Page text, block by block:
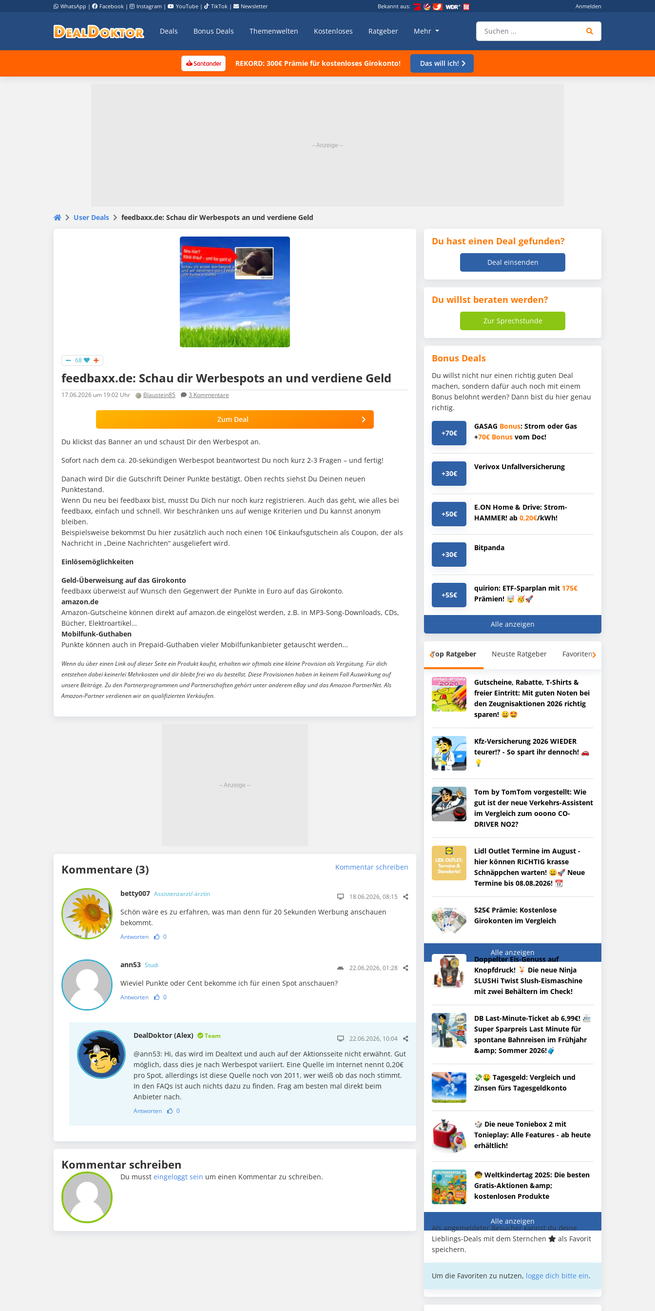
WhatsApp | Facebook | Instagram | YouTube | TikTok | Newsletter Bekannt aus: Anmelden
Deals Bonus Deals Themenwelten Kostenloses Ratgeber Mehr
REKORD: 300€ Prämie für kostenloses Girokonto! Das will ich!
User Deals feedbaxx.de: Schau dir Werbespots an und verdiene Geld
68
feedbaxx.de: Schau dir Werbespots an und verdiene Geld
17.06.2026 um 19:02 Uhr Blaustein85 3 Kommentare
Zum Deal
Du klickst das Banner an und schaust Dir den Werbespot an.
Sofort nach dem ca. 20-sekündigen Werbespot beantwortest Du noch kurz 2-3 Fragen – und fertig!
Danach wird Dir die Gutschrift Deiner Punkte bestätigt. Oben rechts siehst Du Deinen neuen
Punktestand.
Wenn Du neu bei feedbaxx bist, musst Du Dich nur noch kurz registrieren. Auch das geht, wie alles bei
feedbaxx, einfach und schnell. Wir beschränken uns auf wenige Kriterien und Du kannst anonym
bleiben.
Beispielsweise bekommst Du hier zusätzlich auch noch einen 10€ Einkaufsgutschein als Coupon, der als
Nachricht in „Deine Nachrichten“ ausgeliefert wird.
Einlösemöglichkeiten
Geld-Überweisung auf das Girokonto
feedbaxx überweist auf Wunsch den Gegenwert der Punkte in Euro auf das Girokonto.
amazon.de
Amazon-Gutscheine können direkt auf amazon.de eingelöst werden, z.B. in MP3-Song-Downloads, CDs,
Bücher, Elektroartikel…
Mobilfunk-Guthaben
Punkte können auch in Prepaid-Guthaben vieler Mobilfunkanbieter getauscht werden…
Wenn du über einen Link auf dieser Seite ein Produkt kaufst, erhalten wir oftmals eine kleine Provision als Vergütung. Für dich
entstehen dabei keinerlei Mehrkosten und dir bleibt frei wo du bestellst. Diese Provisionen haben in keinem Fall Auswirkung auf
unsere Beiträge. Zu den Partnerprogrammen und Partnerschaften gehört unter anderem eBay und das Amazon PartnerNet. Als
Amazon-Partner verdienen wir an qualifizierten Verkäufen.
Kommentare (3) Kommentar schreiben
betty007 Assistenzarzt/-ärztin 18.06.2026, 08:15
Schön wäre es zu erfahren, was man denn für 20 Sekunden Werbung anschauen
bekommt.
Antworten 0
ann53 Studi 22.06.2026, 01:28
Wieviel Punkte oder Cent bekomme ich für einen Spot anschauen?
Antworten 0
DealDoktor (Alex) Team 22.06.2026, 10:04
@ann53: Hi, das wird im Dealtext und auch auf der Aktionsseite nicht erwähnt. Gut
möglich, dass dies je nach Werbespot variiert. Eine Quelle im Internet nennt 0,20€
pro Spot, allerdings ist diese Quelle noch von 2011, wer weiß ob das noch stimmt.
In den FAQs ist auch nichts dazu zu finden. Frag am besten mal direkt beim
Anbieter nach.
Antworten 0
Kommentar schreiben
Du mussteingeloggt sein um einen Kommentar zu schreiben.
Du hast einen Deal gefunden?
Deal einsenden
Du willst beraten werden?
Zur Sprechstunde
Bonus Deals
Du willst nicht nur einen richtig guten Deal
machen, sondern dafür auch noch mit einem
Bonus belohnt werden? Dann bist du hier genau
richtig.
+70€
GASAG Bonus: Strom oder Gas
+70€ Bonus vom Doc!
+30€
Verivox Unfallversicherung
+50€
E.ON Home & Drive: Strom-
HAMMER! ab 0,20€/kWh!
+30€
Bitpanda
+55€
quirion: ETF-Sparplan mit 175€
Prämien! 🤯 🥳🚀
Alle anzeigen
Top Ratgeber Neuste Ratgeber Favoriten
Gutscheine, Rabatte, T-Shirts &
freier Eintritt: Mit guten Noten bei
den Zeugnisaktionen 2026 richtig
sparen! 😀🤩
Kfz-Versicherung 2026 WIEDER
teurer!? - So spart ihr dennoch! 🚗
💡
Tom by TomTom vorgestellt: Wie
gut ist der neue Verkehrs-Assistent
im Vergleich zum ooono CO-
DRIVER NO2?
Lidl Outlet Termine im August -
hier können RICHTIG krasse
Schnäppchen warten! 😀🚀 Neue
Termine bis 08.08.2026! 📆
525€ Prämie: Kostenlose
Girokonten im Vergleich
Alle anzeigen
Doppelter Eis-Genuss auf
Knopfdruck! 🍹 Die neue Ninja
SLUSHi Twist Slush-Eismaschine
mit zwei Behältern im Check!
DB Last-Minute-Ticket ab 6,99€! 🚈
Super Sparpreis Last Minute für
spontane Bahnreisen im Frühjahr
&amp; Sommer 2026!🧳
💸🤑 Tagesgeld: Vergleich und
Zinsen fürs Tagesgeldkonto
🎲 Die neue Toniebox 2 mit
Tonieplay: Alle Features - ab heute
erhältlich!
🧒 Weltkindertag 2025: Die besten
Gratis-Aktionen &amp;
kostenlosen Produkte
Alle anzeigen
Als angemeldeter Besucher kannst du deine
Lieblings-Deals mit dem Sternchen
als Favorit
speichern.
Um die Favoriten zu nutzen, logge dich bitte ein.